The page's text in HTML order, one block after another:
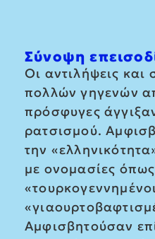
Σύνοψη
Οι αντιλήψεις και
πολλών γηγενών
πρόσφυγες
ρατσισμού.
την
με ονομασίες
Αμφισβητούσαν